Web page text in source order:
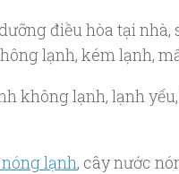
điều hòa tại
lạnh, kém lạnh,
không lạnh, lạnh
lạnh, cây nước